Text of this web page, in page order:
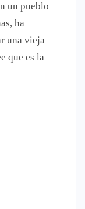
un pueblo
ha
una vieja
que es la